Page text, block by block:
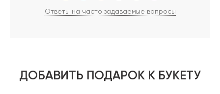
Ответы на часто задаваемые вопросы
ДОБАВИТЬ ПОДАРОК К БУКЕТУ